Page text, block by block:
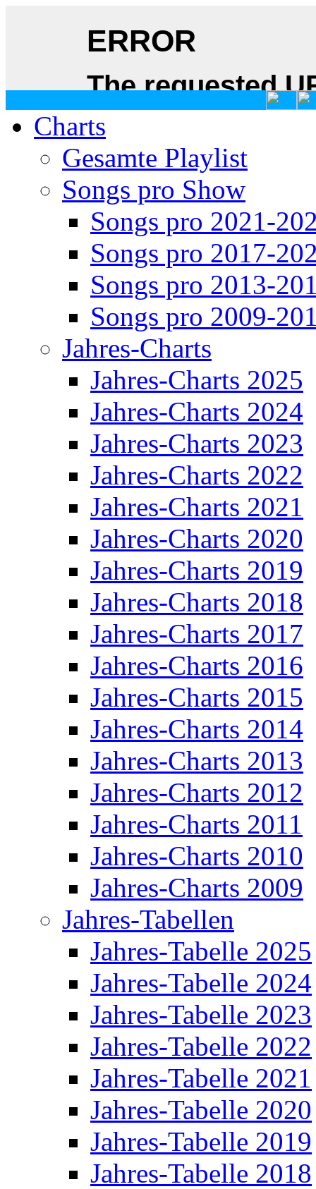
Charts
Gesamte Playlist
Songs pro Show
Songs pro 2021-
Songs pro 2017-
Songs pro 2013-
Songs pro 2009-
Jahres-Charts
Jahres-Charts 2025
Jahres-Charts 2024
Jahres-Charts 2023
Jahres-Charts 2022
Jahres-Charts 2021
Jahres-Charts 2020
Jahres-Charts 2019
Jahres-Charts 2018
Jahres-Charts 2017
Jahres-Charts 2016
Jahres-Charts 2015
Jahres-Charts 2014
Jahres-Charts 2013
Jahres-Charts 2012
Jahres-Charts 2011
Jahres-Charts 2010
Jahres-Charts 2009
Jahres-Tabellen
Jahres-Tabelle 2025
Jahres-Tabelle 2024
Jahres-Tabelle 2023
Jahres-Tabelle 2022
Jahres-Tabelle 2021
Jahres-Tabelle 2020
Jahres-Tabelle 2019
Jahres-Tabelle 2018